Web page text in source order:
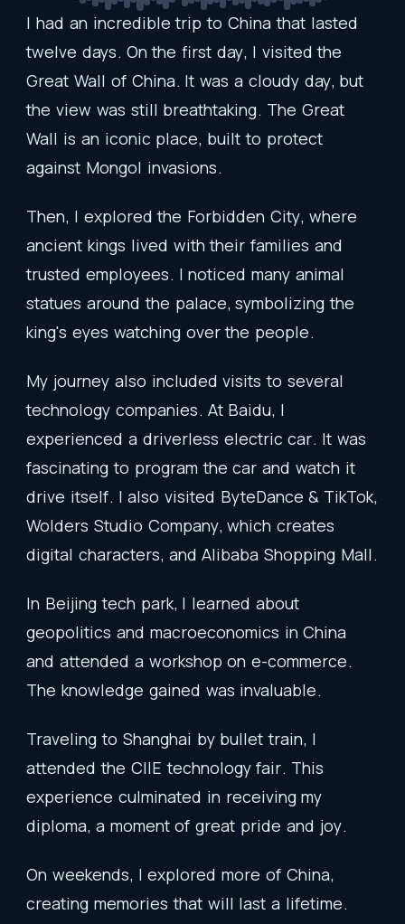
I had an incredible trip to China that lasted
twelve days. On the first day, I visited the
Great Wall of China. It was a cloudy day, but
the view was still breathtaking. The Great
Wall is an iconic place, built to protect
against Mongol invasions.
Then, I explored the Forbidden City, where
ancient kings lived with their families and
trusted employees. I noticed many animal
statues around the palace, symbolizing the
king's eyes watching over the people.
My journey also included visits to several
technology companies. At Baidu, I
experienced a driverless electric car. It was
fascinating to program the car and watch it
drive itself. I also visited ByteDance & TikTok,
Wolders Studio Company, which creates
digital characters, and Alibaba Shopping Mall.
In Beijing tech park, I learned about
geopolitics and macroeconomics in China
and attended a workshop on e-commerce.
The knowledge gained was invaluable.
Traveling to Shanghai by bullet train, I
attended the CIIE technology fair. This
experience culminated in receiving my
diploma, a moment of great pride and joy.
On weekends, I explored more of China,
creating memories that will last a lifetime.